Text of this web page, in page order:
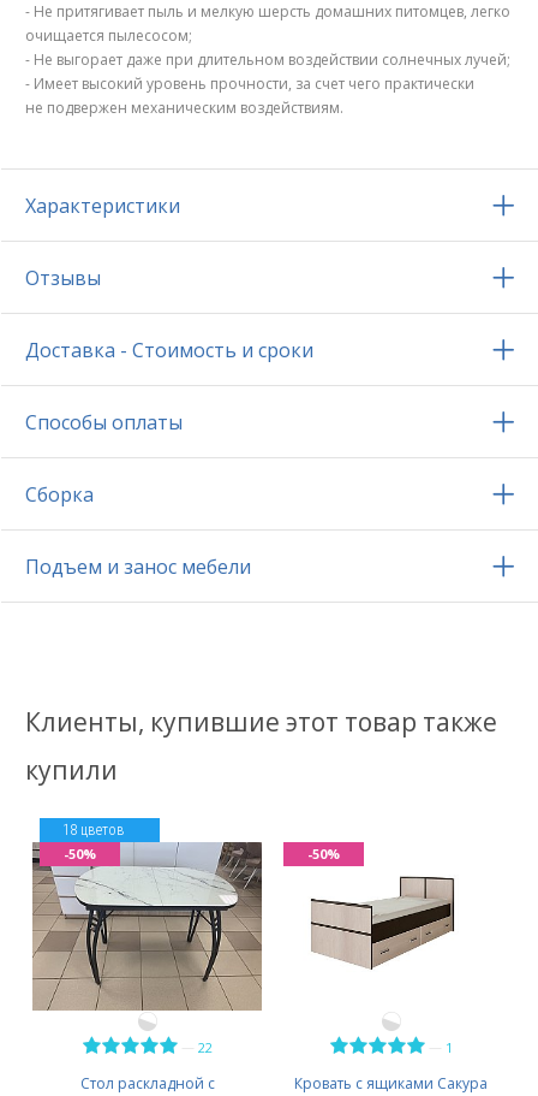
- Не притягивает пыль и мелкую шерсть домашних питомцев, легко
очищается пылесосом;
- Не выгорает даже при длительном воздействии солнечных лучей;
- Имеет высокий уровень прочности, за счет чего практически
не подвержен механическим воздействиям.
Характеристики
Отзывы
Доставка - Стоимость и сроки
Способы оплаты
Сборка
Подъем и занос мебели
Клиенты, купившие этот товар также
купили
22
Стол раскладной с
18 цветов
-50%
1
Кровать с ящиками Сакура
-50%